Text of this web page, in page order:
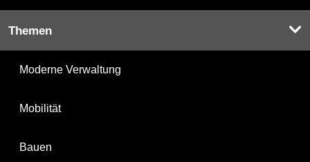
Themen
Moderne Verwaltung
Mobilität
Bauen